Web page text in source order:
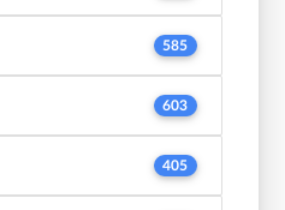
585
603
405